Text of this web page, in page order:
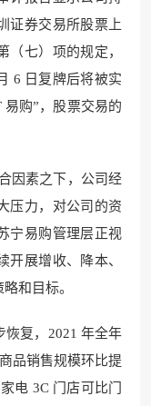
证券交易所股票上
（七）项的规定，
6 日复牌后将被实
购”，股票交易的
因素之下，公司经
压力，对公司的资
宁易购管理层正视
开展增收、降本、
和目标。
复，2021 年全年
品销售规模环比提
电 3C 门店可比门